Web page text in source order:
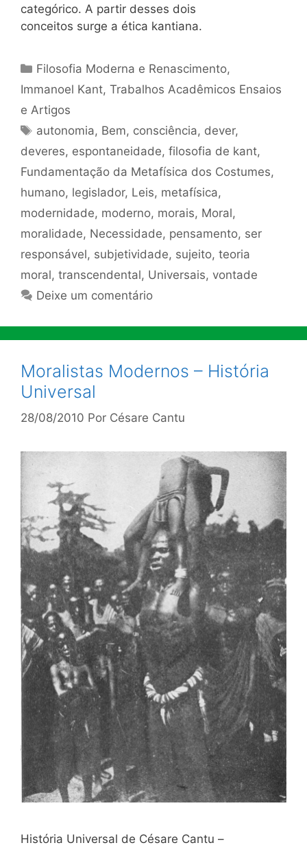
categórico. A partir desses dois
conceitos surge a ética kantiana.
Categorias
Filosofia Moderna e Renascimento,
Immanoel Kant, Trabalhos Acadêmicos Ensaios
e Artigos
Tags
autonomia, Bem, consciência, dever,
deveres, espontaneidade, filosofia de kant,
Fundamentação da Metafísica dos Costumes,
humano, legislador, Leis, metafísica,
modernidade, moderno, morais, Moral,
moralidade, Necessidade, pensamento, ser
responsável, subjetividade, sujeito, teoria
moral, transcendental, Universais, vontade
Deixe um comentário
Moralistas Modernos – História
Universal
28/08/2010 Por Césare Cantu
História Universal de Césare Cantu –